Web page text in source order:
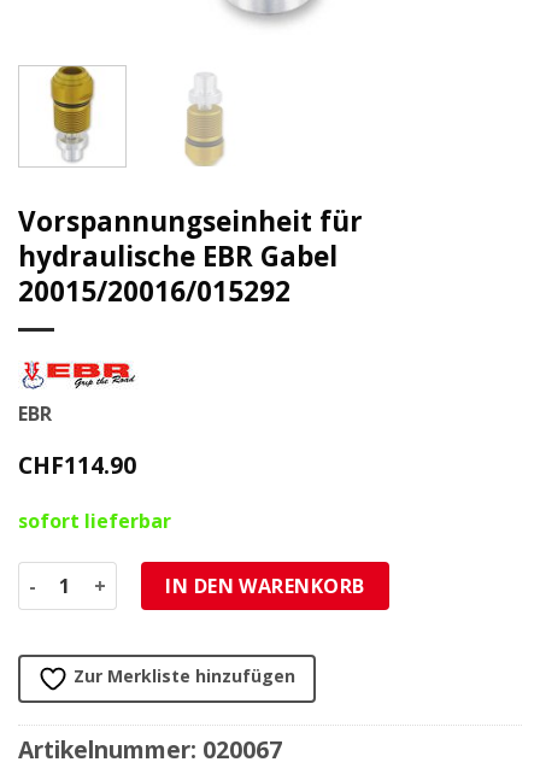
Vorspannungseinheit für
hydraulische EBR Gabel
20015/20016/015292
EBR
CHF114.90
sofort lieferbar
Vorspannungseinheit für hydraulische EBR Gabel 20015/
IN DEN WARENKORB
Zur Merkliste hinzufügen
Artikelnummer: 020067